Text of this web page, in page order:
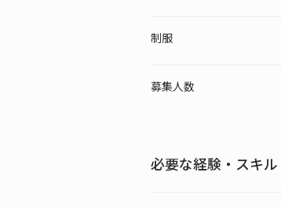
制服
募集人数
必要な経験・スキル